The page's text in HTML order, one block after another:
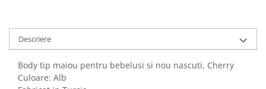
Descriere
Body tip maiou pentru bebelusi si nou nascuti, Cherry
Culoare: Alb